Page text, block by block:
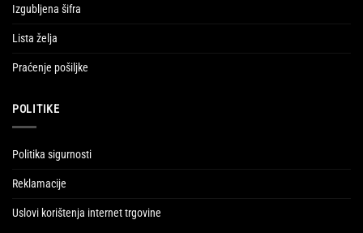
Izgubljena šifra
Lista želja
Praćenje pošiljke
POLITIKE
Politika sigurnosti
Reklamacije
Uslovi korištenja internet trgovine